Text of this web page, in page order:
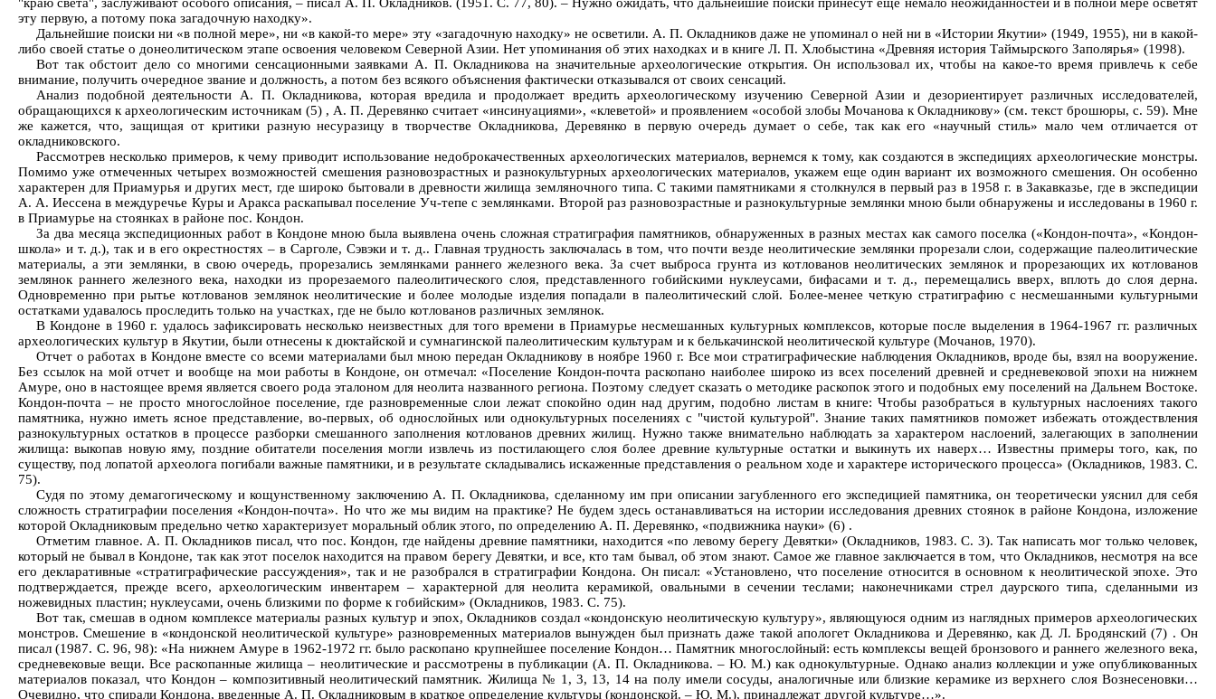
эту первую, а потому пока загадочную находку».
Дальнейшие поиски ни «в полной мере», ни «в какой-то мере» эту «загадочную находку» не осветили. А. П. Окладников даже не упоминал о ней ни в «Истории Якутии» (1949, 1955), ни в какой-
либо своей статье о донеолитическом этапе освоения человеком Северной Азии. Нет упоминания об этих находках и в книге Л. П. Хлобыстина «Древняя история Таймырского Заполярья» (1998).
Вот так обстоит дело со многими сенсационными заявками А. П. Окладникова на значительные археологические открытия. Он использовал их, чтобы на какое-то время привлечь к себе
внимание, получить очередное звание и должность, а потом без всякого объяснения фактически отказывался от своих сенсаций.
Анализ подобной деятельности А. П. Окладникова, которая вредила и продолжает вредить археологическому изучению Северной Азии и дезориентирует различных исследователей,
обращающихся к археологическим источникам (5) , А. П. Деревянко считает «инсинуациями», «клеветой» и проявлением «особой злобы Мочанова к Окладникову» (см. текст брошюры, с. 59). Мне
же кажется, что, защищая от критики разную несуразицу в творчестве Окладникова, Деревянко в первую очередь думает о себе, так как его «научный стиль» мало чем отличается от
окладниковского.
Рассмотрев несколько примеров, к чему приводит использование недоброкачественных археологических материалов, вернемся к тому, как создаются в экспедициях археологические монстры.
Помимо уже отмеченных четырех возможностей смешения разновозрастных и разнокультурных археологических материалов, укажем еще один вариант их возможного смешения. Он особенно
характерен для Приамурья и других мест, где широко бытовали в древности жилища земляночного типа. С такими памятниками я столкнулся в первый раз в 1958 г. в Закавказье, где в экспедиции
А. А. Иессена в междуречье Куры и Аракса раскапывал поселение Уч-тепе с землянками. Второй раз разновозрастные и разнокультурные землянки мною были обнаружены и исследованы в 1960 г.
в Приамурье на стоянках в районе пос. Кондон.
За два месяца экспедиционных работ в Кондоне мною была выявлена очень сложная стратиграфия памятников, обнаруженных в разных местах как самого поселка («Кондон-почта», «Кондон-
школа» и т. д.), так и в его окрестностях – в Сарголе, Сэвэки и т. д.. Главная трудность заключалась в том, что почти везде неолитические землянки прорезали слои, содержащие палеолитические
материалы, а эти землянки, в свою очередь, прорезались землянками раннего железного века. За счет выброса грунта из котлованов неолитических землянок и прорезающих их котлованов
землянок раннего железного века, находки из прорезаемого палеолитического слоя, представленного гобийскими нуклеусами, бифасами и т. д., перемещались вверх, вплоть до слоя дерна.
Одновременно при рытье котлованов землянок неолитические и более молодые изделия попадали в палеолитический слой. Более-менее четкую стратиграфию с несмешанными культурными
остатками удавалось проследить только на участках, где не было котлованов различных землянок.
В Кондоне в 1960 г. удалось зафиксировать несколько неизвестных для того времени в Приамурье несмешанных культурных комплексов, которые после выделения в 1964-1967 гг. различных
археологических культур в Якутии, были отнесены к дюктайской и сумнагинской палеолитическим культурам и к белькачинской неолитической культуре (Мочанов, 1970).
Отчет о работах в Кондоне вместе со всеми материалами был мною передан Окладникову в ноябре 1960 г. Все мои стратиграфические наблюдения Окладников, вроде бы, взял на вооружение.
Без ссылок на мой отчет и вообще на мои работы в Кондоне, он отмечал: «Поселение Кондон-почта раскопано наиболее широко из всех поселений древней и средневековой эпохи на нижнем
Амуре, оно в настоящее время является своего рода эталоном для неолита названного региона. Поэтому следует сказать о методике раскопок этого и подобных ему поселений на Дальнем Востоке.
Кондон-почта – не просто многослойное поселение, где разновременные слои лежат спокойно один над другим, подобно листам в книге: Чтобы разобраться в культурных наслоениях такого
памятника, нужно иметь ясное представление, во-первых, об однослойных или однокультурных поселениях с "чистой культурой". Знание таких памятников поможет избежать отождествления
разнокультурных остатков в процессе разборки смешанного заполнения котлованов древних жилищ. Нужно также внимательно наблюдать за характером наслоений, залегающих в заполнении
жилища: выкопав новую яму, поздние обитатели поселения могли извлечь из постилающего слоя более древние культурные остатки и выкинуть их наверх… Известны примеры того, как, по
существу, под лопатой археолога погибали важные памятники, и в результате складывались искаженные представления о реальном ходе и характере исторического процесса» (Окладников, 1983. С.
75).
Судя по этому демагогическому и кощунственному заключению А. П. Окладникова, сделанному им при описании загубленного его экспедицией памятника, он теоретически уяснил для себя
сложность стратиграфии поселения «Кондон-почта». Но что же мы видим на практике? Не будем здесь останавливаться на истории исследования древних стоянок в районе Кондона, изложение
которой Окладниковым предельно четко характеризует моральный облик этого, по определению А. П. Деревянко, «подвижника науки» (6) .
Отметим главное. А. П. Окладников писал, что пос. Кондон, где найдены древние памятники, находится «по левому берегу Девятки» (Окладников, 1983. С. 3). Так написать мог только человек,
который не бывал в Кондоне, так как этот поселок находится на правом берегу Девятки, и все, кто там бывал, об этом знают. Самое же главное заключается в том, что Окладников, несмотря на все
его декларативные «стратиграфические рассуждения», так и не разобрался в стратиграфии Кондона. Он писал: «Установлено, что поселение относится в основном к неолитической эпохе. Это
подтверждается, прежде всего, археологическим инвентарем – характерной для неолита керамикой, овальными в сечении теслами; наконечниками стрел даурского типа, сделанными из
ножевидных пластин; нуклеусами, очень близкими по форме к гобийским» (Окладников, 1983. С. 75).
Вот так, смешав в одном комплексе материалы разных культур и эпох, Окладников создал «кондонскую неолитическую культуру», являющуюся одним из наглядных примеров археологических
монстров. Смешение в «кондонской неолитической культуре» разновременных материалов вынужден был признать даже такой апологет Окладникова и Деревянко, как Д. Л. Бродянский (7) . Он
писал (1987. С. 96, 98): «На нижнем Амуре в 1962-1972 гг. было раскопано крупнейшее поселение Кондон… Памятник многослойный: есть комплексы вещей бронзового и раннего железного века,
средневековые вещи. Все раскопанные жилища – неолитические и рассмотрены в публикации (А. П. Окладникова. – Ю. М.) как однокультурные. Однако анализ коллекции и уже опубликованных
материалов показал, что Кондон – композитивный неолитический памятник. Жилища № 1, 3, 13, 14 на полу имели сосуды, аналогичные или близкие керамике из верхнего слоя Вознесеновки…
Очевидно, что спирали Кондона, введенные А. П. Окладниковым в краткое определение культуры (кондонской. – Ю. М.), принадлежат другой культуре…».